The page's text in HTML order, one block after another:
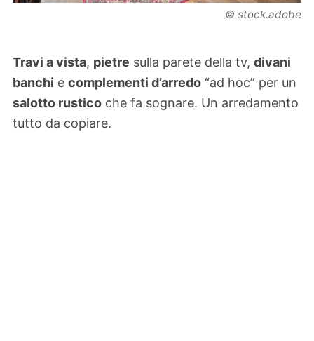
© stock.adobe
Travi a vista, pietre sulla parete della tv, divani
banchi e complementi d’arredo “ad hoc” per un
salotto rustico che fa sognare. Un arredamento
tutto da copiare.